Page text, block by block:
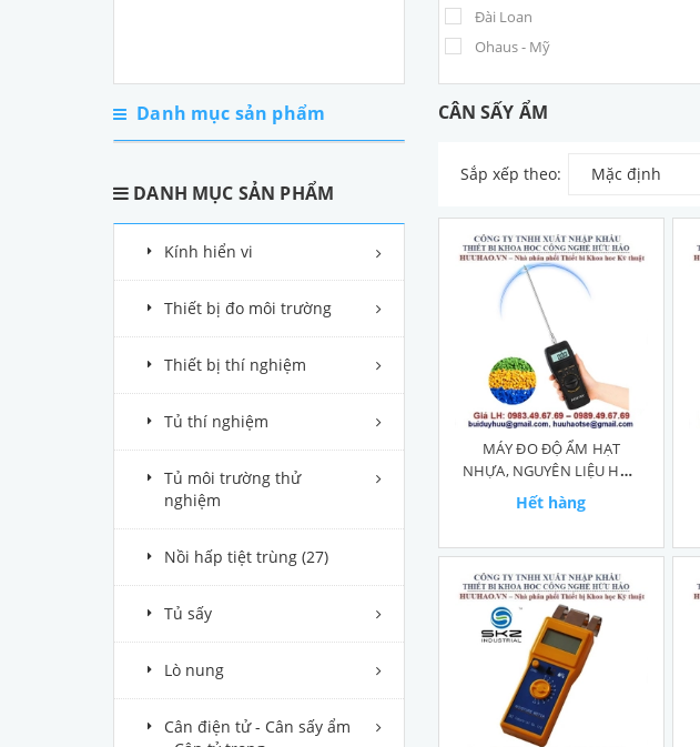
Đài Loan
Ohaus - Mỹ
CÂN SẤY ẨM
Sắp xếp theo: Mặc định
MÁY ĐO ĐỘ ẨM HẠT
NHỰA, NGUYÊN LIỆU HÓA
CHẤT JK-100C
Hết hàng
Danh mục sản phẩm
DANH MỤC SẢN PHẨM
Kính hiển vi
Thiết bị đo môi trường
Thiết bị thí nghiệm
Tủ thí nghiệm
Tủ môi trường thử
nghiệm
Nồi hấp tiệt trùng (27)
Tủ sấy
Lò nung
Cân điện tử - Cân sấy ẩm